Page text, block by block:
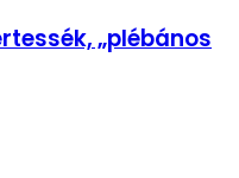
„plébános